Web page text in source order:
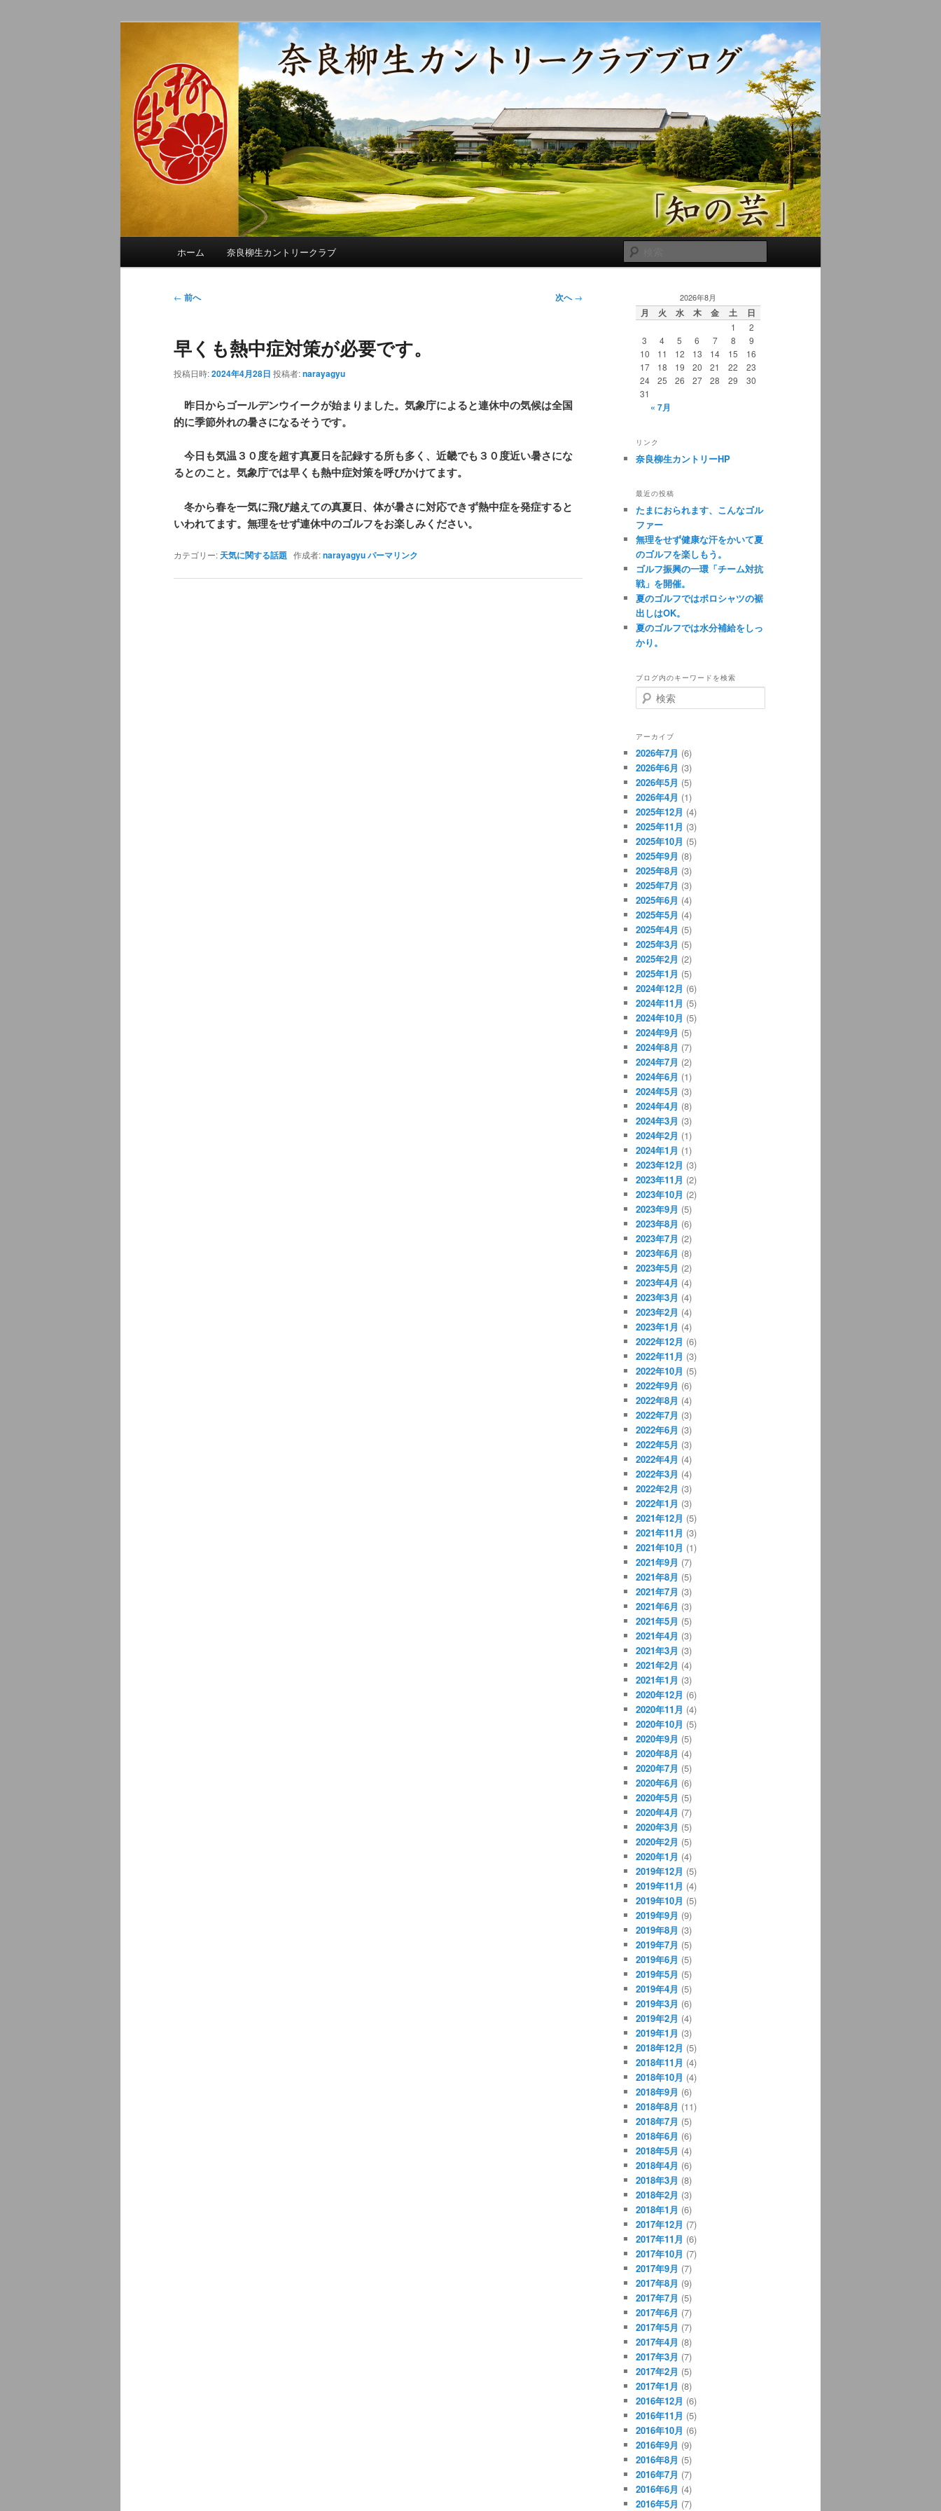
奈良柳生カントリークラブ総支配人ブログ
季節の話題、クラブの出来事、コースの改修・更新作業、ゴルフに関する随筆、喜怒哀楽などを気まぐ
れに発信します。
索
ホーム 奈良柳生カントリークラブ
投
ビ
ー
ョ
ン
← 前へ 次へ→
早くも熱中症対策が必要です。
投稿日時:2024年4月28日 投稿者:narayagyu
昨日からゴールデンウイークが始まりました。気象庁によると連休中の気候は全国
的に季節外れの暑さになるそうです。
今日も気温３０度を超す真夏日を記録する所も多く、近畿でも３０度近い暑さにな
るとのこと。気象庁では早くも熱中症対策を呼びかけてます。
冬から春を一気に飛び越えての真夏日、体が暑さに対応できず熱中症を発症すると
いわれてます。無理をせず連休中のゴルフをお楽しみください。
カテゴリー: 天気に関する話題 作成者:narayagyuパーマリンク
2026年8月
月 火 水 木 金 土 日
1
2
3
4 5 6 7 8
9
10
11 12 13 14 15
16
17
18 19 20 21 22
23
24
25 26 27 28 29
30
31
« 7月
リンク
奈良柳生カントリーHP
最近の投稿
たまにおられます、こんなゴル
ファー
無理をせず健康な汗をかいて夏
のゴルフを楽しもう。
ゴルフ振興の一環「チーム対抗
戦」を開催。
夏のゴルフではポロシャツの裾
出しはOK。
夏のゴルフでは水分補給をしっ
かり。
ブログ内のキーワードを検索
検
索
アーカイブ
2026年7月 (6)
2026年6月 (3)
2026年5月 (5)
2026年4月 (1)
2025年12月 (4)
2025年11月 (3)
2025年10月 (5)
2025年9月 (8)
2025年8月 (3)
2025年7月 (3)
2025年6月 (4)
2025年5月 (4)
2025年4月 (5)
2025年3月 (5)
2025年2月 (2)
2025年1月 (5)
2024年12月 (6)
2024年11月 (5)
2024年10月 (5)
2024年9月 (5)
2024年8月 (7)
2024年7月 (2)
2024年6月 (1)
2024年5月 (3)
2024年4月 (8)
2024年3月 (3)
2024年2月 (1)
2024年1月 (1)
2023年12月 (3)
2023年11月 (2)
2023年10月 (2)
2023年9月 (5)
2023年8月 (6)
2023年7月 (2)
2023年6月 (8)
2023年5月 (2)
2023年4月 (4)
2023年3月 (4)
2023年2月 (4)
2023年1月 (4)
2022年12月 (6)
2022年11月 (3)
2022年10月 (5)
2022年9月 (6)
2022年8月 (4)
2022年7月 (3)
2022年6月 (3)
2022年5月 (3)
2022年4月 (4)
2022年3月 (4)
2022年2月 (3)
2022年1月 (3)
2021年12月 (5)
2021年11月 (3)
2021年10月 (1)
2021年9月 (7)
2021年8月 (5)
2021年7月 (3)
2021年6月 (3)
2021年5月 (5)
2021年4月 (3)
2021年3月 (3)
2021年2月 (4)
2021年1月 (3)
2020年12月 (6)
2020年11月 (4)
2020年10月 (5)
2020年9月 (5)
2020年8月 (4)
2020年7月 (5)
2020年6月 (6)
2020年5月 (5)
2020年4月 (7)
2020年3月 (5)
2020年2月 (5)
2020年1月 (4)
2019年12月 (5)
2019年11月 (4)
2019年10月 (5)
2019年9月 (9)
2019年8月 (3)
2019年7月 (5)
2019年6月 (5)
2019年5月 (5)
2019年4月 (5)
2019年3月 (6)
2019年2月 (4)
2019年1月 (3)
2018年12月 (5)
2018年11月 (4)
2018年10月 (4)
2018年9月 (6)
2018年8月 (11)
2018年7月 (5)
2018年6月 (6)
2018年5月 (4)
2018年4月 (6)
2018年3月 (8)
2018年2月 (3)
2018年1月 (6)
2017年12月 (7)
2017年11月 (6)
2017年10月 (7)
2017年9月 (7)
2017年8月 (9)
2017年7月 (5)
2017年6月 (7)
2017年5月 (7)
2017年4月 (8)
2017年3月 (7)
2017年2月 (5)
2017年1月 (8)
2016年12月 (6)
2016年11月 (5)
2016年10月 (6)
2016年9月 (9)
2016年8月 (5)
2016年7月 (7)
2016年6月 (4)
2016年5月 (7)